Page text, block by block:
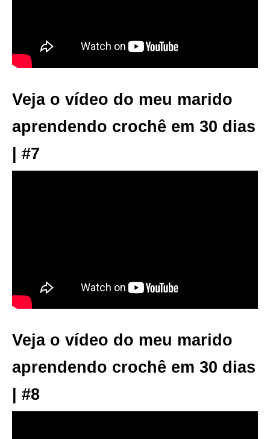
Veja o vídeo do meu marido
aprendendo crochê em 30 dias
| #7
Veja o vídeo do meu marido
aprendendo crochê em 30 dias
| #8